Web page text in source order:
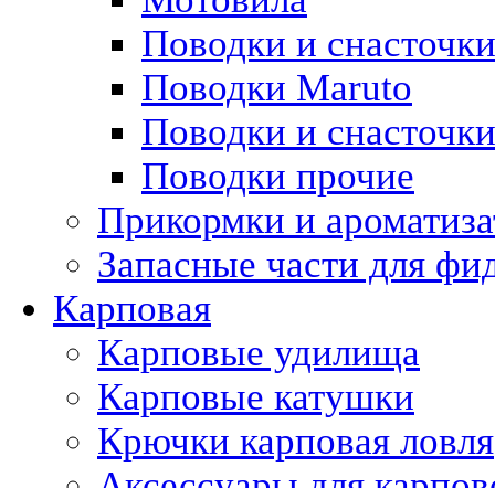
Поводки и
Поводки Maruto
Поводки и
Поводки прочие
Прикормки и
Запасные части для
Карповая
Карповые удилища
Карповые катушки
Крючки карповая ловля